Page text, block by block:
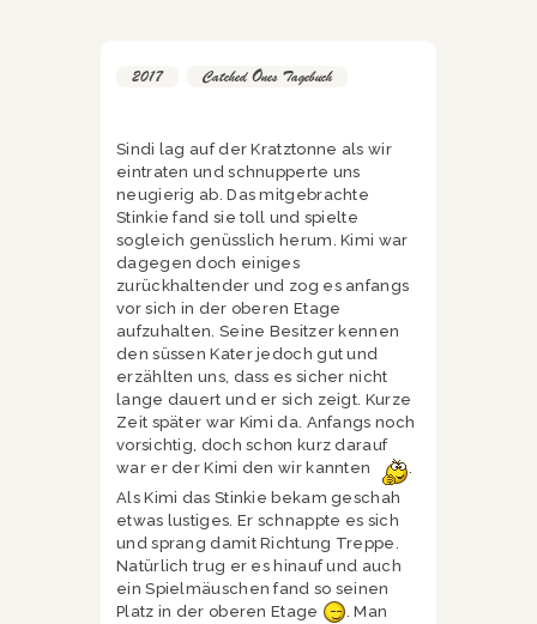
2017 Catched Ones Tagebuch
Sindi lag auf der Kratztonne als wir
eintraten und schnupperte uns
neugierig ab. Das mitgebrachte
Stinkie fand sie toll und spielte
sogleich genüsslich herum. Kimi war
dagegen doch einiges
zurückhaltender und zog es anfangs
vor sich in der oberen Etage
aufzuhalten. Seine Besitzer kennen
den süssen Kater jedoch gut und
erzählten uns, dass es sicher nicht
lange dauert und er sich zeigt. Kurze
Zeit später war Kimi da. Anfangs noch
vorsichtig, doch schon kurz darauf
war er der Kimi den wir kannten
Als Kimi das Stinkie bekam geschah
etwas lustiges. Er schnappte es sich
und sprang damit Richtung Treppe.
Natürlich trug er es hinauf und auch
ein Spielmäuschen fand so seinen
Platz in der oberen Etage
. Man